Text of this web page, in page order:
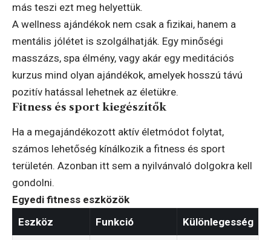
más teszi ezt meg helyettük.
A wellness ajándékok nem csak a fizikai, hanem a
mentális jólétet is szolgálhatják. Egy minőségi
masszázs, spa élmény, vagy akár egy meditációs
kurzus mind olyan ajándékok, amelyek hosszú távú
pozitív hatással lehetnek az életükre.
Fitness és sport kiegészítők
Ha a megajándékozott aktív életmódot folytat,
számos lehetőség kínálkozik a fitness és sport
területén. Azonban itt sem a nyilvánvaló dolgokra kell
gondolni.
Egyedi fitness eszközök
Eszköz
Funkció Különlegesség